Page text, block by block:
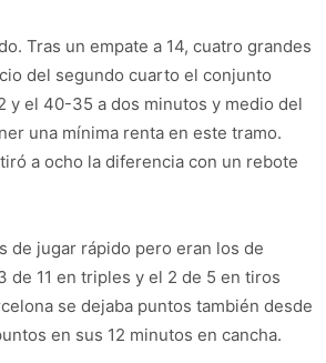
Tras un empate a 14, cuatro grandes
del segundo cuarto el conjunto
y el 40-35 a dos minutos y medio del
una mínima renta en este tramo.
a ocho la diferencia con un rebote
de jugar rápido pero eran los de
de 11 en triples y el 2 de 5 en tiros
se dejaba puntos también desde
en sus 12 minutos en cancha.